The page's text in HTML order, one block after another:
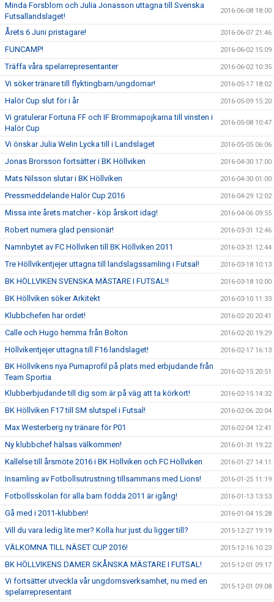
Minda Forsblom och Julia Jonasson uttagna till Svenska
Futsallandslaget!
2016-06-08 18:00
Årets 6 Juni pristagare! 2016-06-07 21:46
FUNCAMP! 2016-06-02 15:09
Träffa våra spelarrepresentanter 2016-06-02 10:35
Vi söker tränare till flyktingbarn/ungdomar! 2016-05-17 18:02
Halör Cup slut för i år 2016-05-09 15:20
Vi gratulerar Fortuna FF och IF Brommapojkarna till vinsten i
Halör Cup
2016-05-08 10:47
Vi önskar Julia Welin Lycka till i Landslaget 2016-05-05 06:06
Jonas Brorsson fortsätter i BK Höllviken 2016-04-30 17:00
Mats Nilsson slutar i BK Höllviken 2016-04-30 01:00
Pressmeddelande Halör Cup 2016 2016-04-29 12:02
Missa inte årets matcher - köp årskort idag! 2016-04-06 09:55
Robert numera glad pensionär! 2016-03-31 12:46
Namnbytet av FC Höllviken till BK Höllviken 2011 2016-03-31 12:44
Tre Höllvikentjejer uttagna till landslagssamling i Futsal! 2016-03-18 10:13
BK HÖLLVIKEN SVENSKA MÄSTARE I FUTSAL!! 2016-03-18 10:00
BK Höllviken söker Arkitekt 2016-03-10 11:33
Klubbchefen har ordet! 2016-02-20 20:41
Calle och Hugo hemma från Bolton 2016-02-20 19:29
Höllvikentjejer uttagna till F16 landslaget! 2016-02-17 16:13
BK Höllvikens nya Pumaprofil på plats med erbjudande från
Team Sportia
2016-02-15 20:51
Klubberbjudande till dig som är på väg att ta körkort! 2016-02-15 14:32
BK Höllviken F17 till SM slutspel i Futsal! 2016-02-06 20:04
Max Westerberg ny tränare för P01 2016-02-04 12:41
Ny klubbchef hälsas välkommen! 2016-01-31 19:22
Kallelse till årsmöte 2016 i BK Höllviken och FC Höllviken 2016-01-27 14:11
Insamling av Fotbollsutrustning tillsammans med Lions! 2016-01-25 11:19
Fotbollsskolan för alla barn födda 2011 är igång! 2016-01-13 13:53
Gå med i 2011-klubben! 2016-01-04 15:28
Vill du vara ledig lite mer? Kolla hur just du ligger till? 2015-12-27 19:19
VÄLKOMNA TILL NÄSET CUP 2016! 2015-12-16 10:23
BK HÖLLVIKENS DAMER SKÅNSKA MÄSTARE I FUTSAL! 2015-12-01 09:17
Vi fortsätter utveckla vår ungdomsverksamhet, nu med en
spelarrepresentant
2015-12-01 09:08